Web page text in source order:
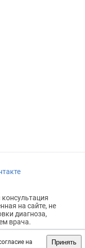
на
Принять
на сайте, не
диагноза,
врача.